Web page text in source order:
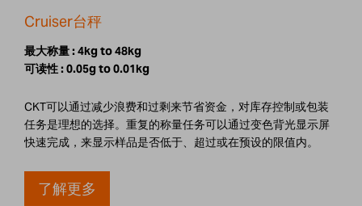
Cruiser台秤
最大称量 :4kg to 48kg
可读性 :0.05g to 0.01kg
CKT可以通过减少浪费和过剩来节省资金，对库存控制或包装
任务是理想的选择。重复的称量任务可以通过变色背光显示屏
快速完成，来显示样品是否低于、超过或在预设的限值内。
了解更多